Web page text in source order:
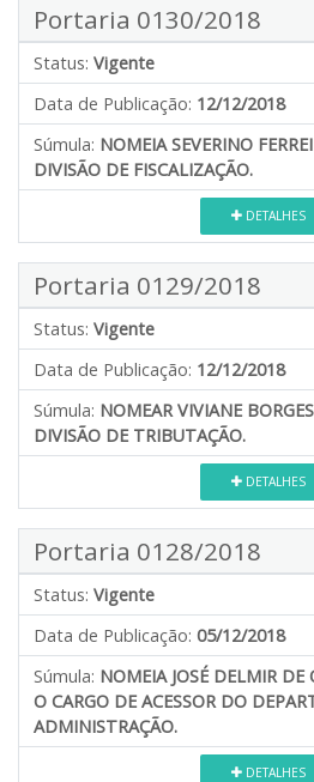
Portaria 0130/2018
Status: Vigente
Data de Publicação: 12/12/2018
Súmula: NOMEIA SEVERINO
DIVISÃO DE FISCALIZAÇÃO.
DETALHES
Portaria 0129/2018
Status: Vigente
Data de Publicação: 12/12/2018
Súmula: NOMEAR VIVIANE
DIVISÃO DE TRIBUTAÇÃO.
DETALHES
Portaria 0128/2018
Status: Vigente
Data de Publicação: 05/12/2018
Súmula: NOMEIA JOSÉ DELMIR DE
O CARGO DE ACESSOR DO
ADMINISTRAÇÃO.
DETALHES